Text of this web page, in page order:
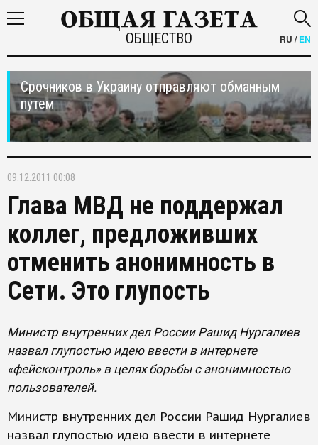
ОБЩЕСТВО RU /EN
Срочников в Украину отправляют обманным
путем
09.12.2011 00:08
Глава МВД не поддержал
коллег, предложивших
отменить анонимность в
Сети. Это глупость
Министр внутренних дел России Рашид Нургалиев
назвал глупостью идею ввести в интернете
«фейсконтроль» в целях борьбы с анонимностью
пользователей.
Министр внутренних дел России Рашид Нургалиев
назвал глупостью идею ввести в интернете